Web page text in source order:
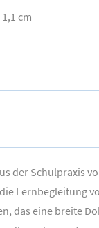
cm
der Schulpraxis
Lernbegleitung
das eine breite